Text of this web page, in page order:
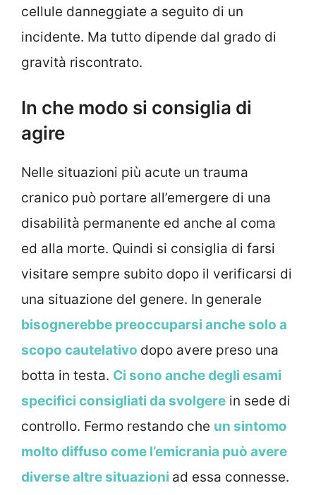
cellule danneggiate a seguito di un
incidente. Ma tutto dipende dal grado di
gravità riscontrato.
In che modo si consiglia di
agire
Nelle situazioni più acute un trauma
cranico può portare all’emergere di una
disabilità permanente ed anche al coma
ed alla morte. Quindi si consiglia di farsi
visitare sempre subito dopo il verificarsi di
una situazione del genere. In generale
bisognerebbe preoccuparsi anche solo a
scopo cautelativo dopo avere preso una
botta in testa. Ci sono anche degli esami
specifici consigliati da svolgere in sede di
controllo. Fermo restando che un sintomo
molto diffuso come l’emicrania può avere
diverse altre situazioni ad essa connesse.